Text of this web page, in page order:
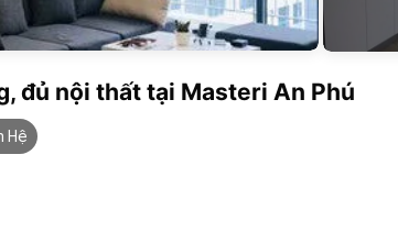
đủ nội thất tại Masteri An Phú
Hệ